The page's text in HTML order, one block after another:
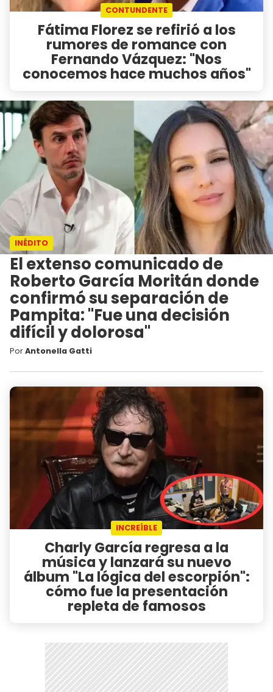
CONTUNDENTE
Fátima Florez se refirió a los
rumores de romance con
Fernando Vázquez: "Nos
conocemos hace muchos años"
INÉDITO
El extenso comunicado de
Roberto García Moritán donde
confirmó su separación de
Pampita: "Fue una decisión
difícil y dolorosa"
PorAntonella Gatti
INCREÍBLE
Charly García regresa a la
música y lanzará su nuevo
álbum "La lógica del escorpión":
cómo fue la presentación
repleta de famosos